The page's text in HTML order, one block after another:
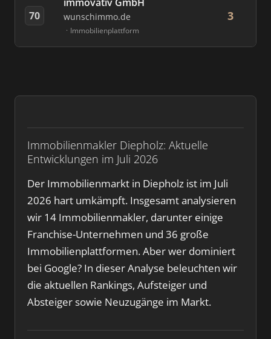
Immobilienmakler Diepholz: Aktuelle
Entwicklungen im Juli 2026
Der Immobilienmarkt in Diepholz ist im Juli
2026 hart umkämpft. Insgesamt analysieren
wir 14 Immobilienmakler, darunter einige
Franchise-Unternehmen und 36 große
Immobilienplattformen. Aber wer dominiert
bei Google? In dieser Analyse beleuchten wir
die aktuellen Rankings, Aufsteiger und
Absteiger sowie Neuzugänge im Markt.
70 wunschimmo.de
Immobilienplattform
3